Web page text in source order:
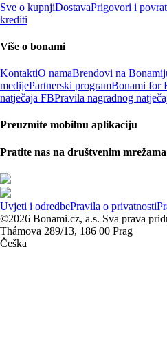
Sve o kupnjiDostavaPrigovori i povrat
krediti
Više o bonami
KontaktiO namaBrendovi na
medijePartnerski programBonami for
natječaja FBPravila nagradnog
Preuzmite mobilnu aplikaciju
Pratite nas na društvenim mrežama
Uvjeti i odredbePravila o privatnosti
©2026 Bonami.cz, a.s. Sva prava
Thámova 289/13, 186 00 Prag
Češka